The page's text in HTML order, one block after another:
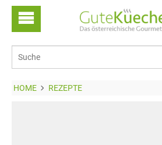
HOME REZEPTE